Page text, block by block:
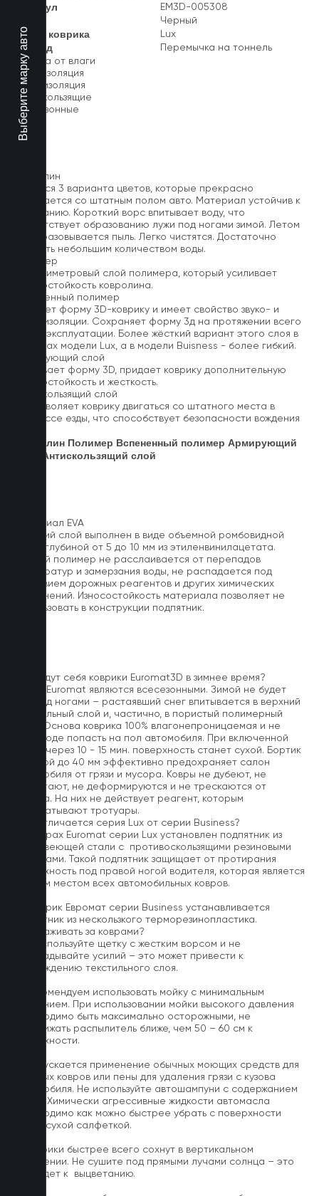
Выберите марку авто
Артикул EM3D-005308
Черный
Класс коврика Lux
2-й ряд
Перемычка на тоннель
Защита от влаги
Шумоизоляция
Теплоизоляция
Антискользящие
Всесезонные
Ковролин
Имеется 3 варианта цветов, которые прекрасно
сочетается со штатным полом авто. Материал устойчив к
истиранию. Короткий ворс впитывает воду, что
препятствует образованию лужи под ногами зимой. Летом
не образовывается пыль. Легко чистятся. Достаточно
промыть небольшим количеством воды.
Полимер
1-миллиметровый слой полимера, который усиливает
износостойкость ковролина.
Вспененный полимер
Придает форму 3D-коврику и имеет свойство звуко- и
теплоизоляции. Сохраняет форму 3д на протяжении всего
срока эксплуатации. Более жёсткий вариант этого слоя в
ковриках модели Lux, а в модели Buisness - более гибкий.
Армирующий слой
Усиливает форму 3D, придает коврику дополнительную
износостойкость и жесткость.
Антискользящий слой
Не позволяет коврику двигаться со штатного места в
процессе езды, что способствует безопасности вождения
Ковролин Полимер Вспененный полимер Армирующий
Антискользящий слой
Материал EVA
Верхний слой выполнен в виде объемной ромбовидной
сетки глубиной от 5 до 10 мм из этиленвинилацетата.
Данный полимер не расслаивается от перепадов
температур и замерзания воды, не распадается под
действием дорожных реагентов и других химических
загрязнений. Износостойкость материала позволяет не
использовать в конструкции подпятник.
Как ведут себя коврики Euromat3D в зимнее время?
Ковры Euromat являются всесезонными. Зимой не будет
луж под ногами – растаявший снег впитывается в верхний
текстильный слой и, частично, в пористый полимерный
слой. Основа коврика 100% влагонепроницаемая и не
дает воде попасть на пол автомобиля. При включенной
печке через 10 - 15 мин. поверхность станет сухой. Бортик
высотой до 40 мм эффективно предохраняет салон
автомобиля от грязи и мусора. Ковры не дубеют, не
выцветают, не деформируются и не трескаются от
мороза. На них не действует реагент, которым
обрабатывают тротуары.
Чем отличается серия Lux от серии Business?
На коврах Euromat серии Lux установлен подпятник из
нержавеющей стали с противоскользящими резиновыми
вставками. Такой подпятник защищает от протирания
поверхность под правой ногой водителя, которая является
слабым местом всех автомобильных ковров.
На коврик Евромат серии Business устанавливается
подпятник из нескользкого терморезинопластика.
Как ухаживать за коврами?
1.Не используйте щетку с жестким ворсом и не
прикладывайте усилий – это может привести к
повреждению текстильного слоя.
2. Рекомендуем использовать мойку с минимальным
давлением. При использовании мойки высокого давления
необходимо быть максимально осторожными, не
приближать распылитель ближе, чем 50 – 60 см к
поверхности.
3. Допускается применение обычных моющих средств для
бытовых ковров или пены для удаления грязи с кузова
автомобиля. Не используйте автошампуни с содержанием
воска! Химически агрессивные жидкости автомасла
необходимо как можно быстрее убрать с поверхности
ковра сухой салфеткой.
4. Коврики быстрее всего сохнут в вертикальном
положении. Не сушите под прямыми лучами солнца – это
приведет к выцветанию.